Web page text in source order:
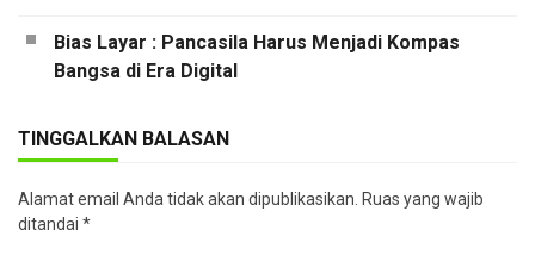
Bias Layar : Pancasila Harus Menjadi Kompas
Bangsa di Era Digital
TINGGALKAN BALASAN
Alamat email Anda tidak akan dipublikasikan. Ruas yang wajib
ditandai *